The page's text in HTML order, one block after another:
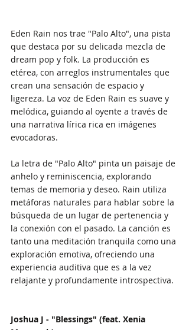
Eden Rain nos trae "Palo Alto", una pista
que destaca por su delicada mezcla de
dream pop y folk. La producción es
etérea, con arreglos instrumentales que
crean una sensación de espacio y
ligereza. La voz de Eden Rain es suave y
melódica, guiando al oyente a través de
una narrativa lírica rica en imágenes
evocadoras.
La letra de "Palo Alto" pinta un paisaje de
anhelo y reminiscencia, explorando
temas de memoria y deseo. Rain utiliza
metáforas naturales para hablar sobre la
búsqueda de un lugar de pertenencia y
la conexión con el pasado. La canción es
tanto una meditación tranquila como una
exploración emotiva, ofreciendo una
experiencia auditiva que es a la vez
relajante y profundamente introspectiva.
Joshua J - "Blessings" (feat. Xenia